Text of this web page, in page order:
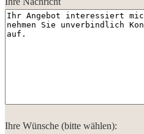
Ihre Wünsche (bitte wählen):